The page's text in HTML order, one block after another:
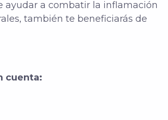
ayudar a combatir la inflamación
, también te beneficiarás de
cuenta: